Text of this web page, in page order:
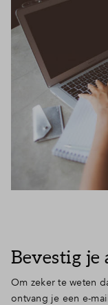
Bevestig je
Om zeker te weten
ontvang je een e-